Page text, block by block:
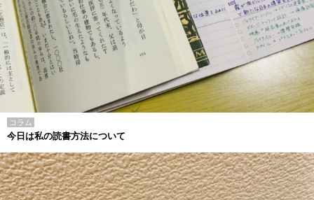
コラム
今日は私の読書方法について